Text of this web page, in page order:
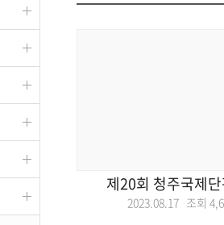
제20회 청주국제
2023.08.17 조회